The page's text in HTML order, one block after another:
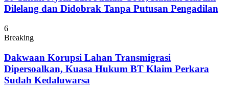
Dilelang dan Didobrak Tanpa Putusan Pengadilan
6
Breaking
Dakwaan Korupsi Lahan Transmigrasi
Dipersoalkan, Kuasa Hukum BT Klaim Perkara
Sudah Kedaluwarsa